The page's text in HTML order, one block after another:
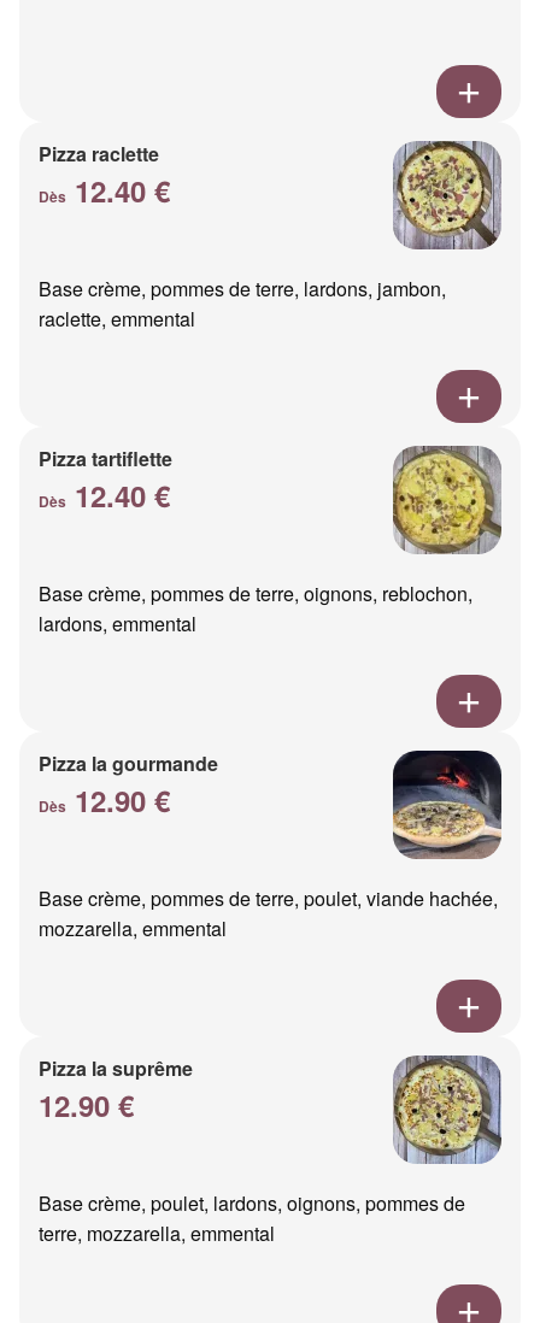
Pizza raclette
Dès 12.40 €
Base crème, pommes de terre, lardons, jambon,
raclette, emmental
Pizza tartiflette
Dès 12.40 €
Base crème, pommes de terre, oignons, reblochon,
lardons, emmental
Pizza la gourmande
Dès 12.90 €
Base crème, pommes de terre, poulet, viande hachée,
mozzarella, emmental
Pizza la suprême
12.90 €
Base crème, poulet, lardons, oignons, pommes de
terre, mozzarella, emmental